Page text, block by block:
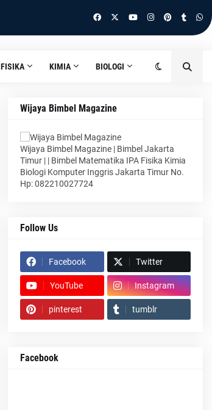
FISIKA KIMIA BIOLOGI
Wijaya Bimbel Magazine
Wijaya Bimbel Magazine | Bimbel Jakarta
Timur | | Bimbel Matematika IPA Fisika Kimia
Biologi Komputer Inggris Jakarta Timur No.
Hp: 082210027724
Follow Us
Facebook Twitter
YouTube Instagram
pinterest tumblr
Facebook